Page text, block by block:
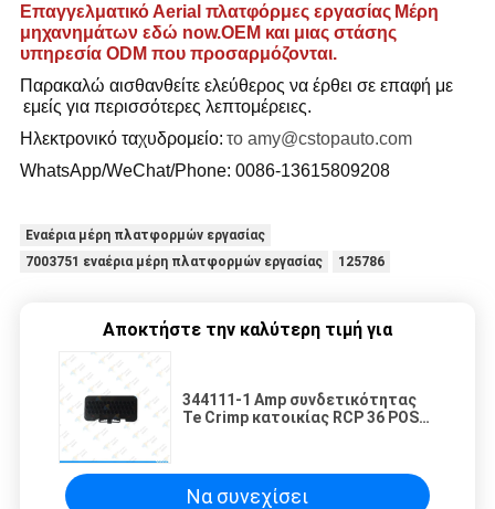
Επαγγελματικό Αerial πλατφόρμες εργασίας Μέρη
μηχανημάτων εδώ now.OEM και μιας στάσης
υπηρεσία ODM που προσαρμόζονται.
Παρακαλώ αισθανθείτε ελεύθερος να έρθει σε επαφή με
εμείς για περισσότερες λεπτομέρειες.
Ηλεκτρονικό ταχυδρομείο: το amy@cstopauto.com
WhatsApp/WeChat/Phone: 0086-13615809208
Εναέρια μέρη πλατφορμών εργασίας
7003751 εναέρια μέρη πλατφορμών εργασίας
125786
Αποκτήστε την καλύτερη τιμή για
344111-1 Amp συνδετικότητας
Te Crimp κατοικίας RCP 36 POS
Να συνεχίσει